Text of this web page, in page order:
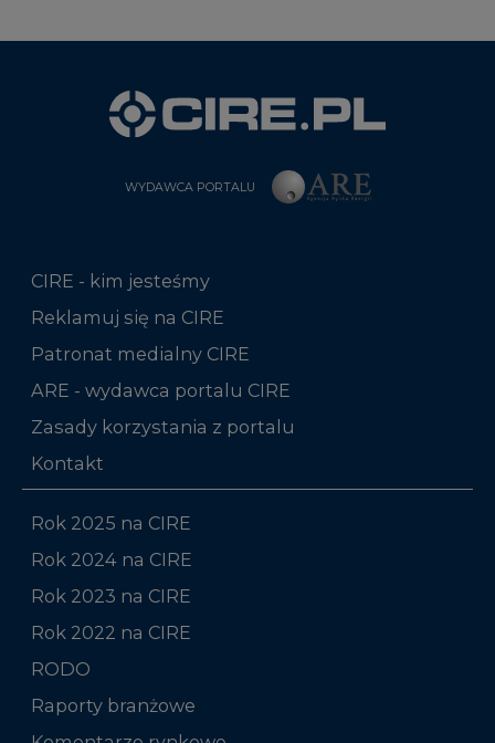
WYDAWCA PORTALU
CIRE - kim jesteśmy
Reklamuj się na CIRE
Patronat medialny CIRE
ARE - wydawca portalu CIRE
Zasady korzystania z portalu
Kontakt
Rok 2025 na CIRE
Rok 2024 na CIRE
Rok 2023 na CIRE
Rok 2022 na CIRE
RODO
Raporty branżowe